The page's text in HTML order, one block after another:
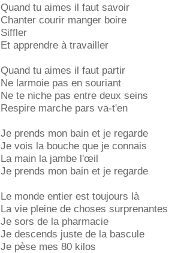
Quand tu aimes il faut savoir
Chanter courir manger boire
Siffler
Et apprendre à travailler
Quand tu aimes il faut partir
Ne larmoie pas en souriant
Ne te niche pas entre deux seins
Respire marche pars va-t'en
Je prends mon bain et je regarde
Je vois la bouche que je connais
La main la jambe l'œil
Je prends mon bain et je regarde
Le monde entier est toujours là
La vie pleine de choses surprenantes
Je sors de la pharmacie
Je descends juste de la bascule
Je pèse mes 80 kilos